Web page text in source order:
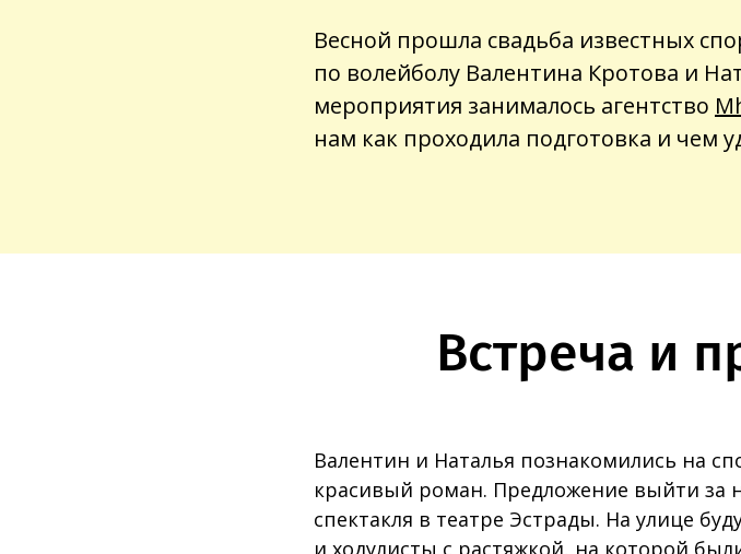
Весной прошла свадьба известных
по волейболу Валентина Кротова и
мероприятия занималось агентство
нам как проходила подготовка и чем
Встреча и
Валентин и Наталья познакомились на
красивый роман. Предложение выйти за
спектакля в театре Эстрады. На улице
и ходулисты с растяжкой, на которой